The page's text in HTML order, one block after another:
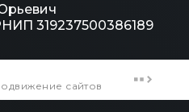
319237500386189
сайтов